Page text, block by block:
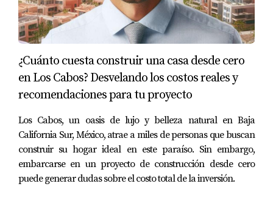
Para obtener la mejor asesoría y encontrar la propiedad
perfecta en Los Cabos, te recomendamoscontactar a
especialización en la venta de propiedades exclusivas,
Yolanda es la mejor agente inmobiliariaen Los Cabos,
garantizando un servicio de calidad y una experiencia de
compra inigualable.
¿Cuánto cuesta construir una casa desde cero
en Los Cabos? Desvelando los costos reales y
recomendaciones para tu proyecto
Los Cabos, un oasis de lujo y belleza natural en Baja
California Sur, México, atrae a miles de personas que buscan
construir su hogar ideal en este paraíso. Sin embargo,
embarcarse en un proyecto de construcción desde cero
puede generar dudas sobre el costo total de la inversión.